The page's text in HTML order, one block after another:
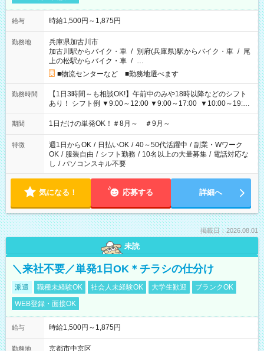
給与 時給1,500円～1,875円
勤務地
兵庫県加古川市
加古川駅からバイク・車 / 別府(兵庫県)駅からバイク・車 / 尾
上の松駅からバイク・車 / …
■物流センターなど ■勤務地選べます
勤務時間
【1日3時間～も相談OK!】午前中のみや18時以降などのシフト
あり！ シフト例 ▼9:00～12:00 ▼9:00～17:00 ▼10:00～19:00
▼18:00～21:00
期間 1日だけの単発OK！＃8月～ ＃9月～
特徴 週1日からOK / 日払いOK / 40～50代活躍中 / 副業・Wワーク
OK / 服装自由 / シフト勤務 / 10名以上の大量募集 / 電話対応な
し / パソコンスキル不要
気になる！ 応募する 詳細へ
掲載日：2026.08.01
未読
＼来社不要／単発1日OK＊チラシの仕分け
派遣 職種未経験OK 社会人未経験OK 大学生歓迎
ブランクOK
WEB登録・面接OK
給与 時給1,500円～1,875円
勤務地 京都市中京区